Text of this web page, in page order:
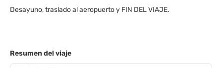
Desayuno, traslado al aeropuerto y FIN DEL VIAJE.
Resumen del viaje